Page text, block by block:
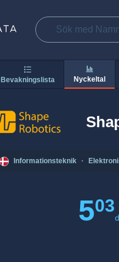
Bevakningslista Nyckeltal
Informationsteknik ·
503